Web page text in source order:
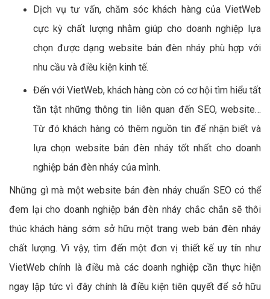
Dịch vụ tư vấn, chăm sóc khách hàng của VietWeb
cực kỳ chất lượng nhằm giúp cho doanh nghiệp lựa
chọn được dạng website bán đèn nháy phù hợp với
nhu cầu và điều kiện kinh tế.
Đến với VietWeb, khách hàng còn có cơ hội tìm hiểu tất
tần tật những thông tin liên quan đến SEO, website…
Từ đó khách hàng có thêm nguồn tin để nhận biết và
lựa chọn website bán đèn nháy tốt nhất cho doanh
nghiệp bán đèn nháy của mình.
Những gì mà một website bán đèn nháy chuẩn SEO có thể
đem lại cho doanh nghiệp bán đèn nháy chắc chắn sẽ thôi
thúc khách hàng sớm sở hữu một trang web bán đèn nháy
chất lượng. Vì vậy, tìm đến một đơn vị thiết kế uy tín như
VietWeb chính là điều mà các doanh nghiệp cần thực hiện
ngay lập tức vì đây chính là điều kiện tiên quyết để sở hữu